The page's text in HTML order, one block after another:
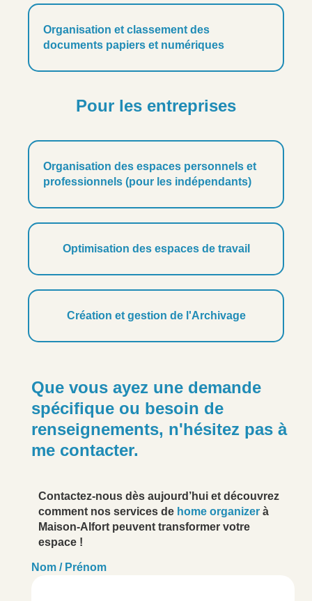
Organisation et classement des
documents papiers et numériques
Pour les entreprises
Organisation des espaces personnels et
professionnels (pour les indépendants)
Optimisation des espaces de travail
Création et gestion de l'Archivage
Que vous ayez une demande
spécifique ou besoin de
renseignements, n'hésitez pas à
me contacter.
Contactez-nous dès aujourd’hui et découvrez
comment nos services de home organizer à
Maison-Alfort peuvent transformer votre
espace !
Nom / Prénom